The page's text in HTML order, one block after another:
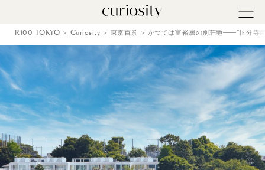
R100 TOKYO Curiosity 東京百景 かつては富裕層の別荘地――“国分寺